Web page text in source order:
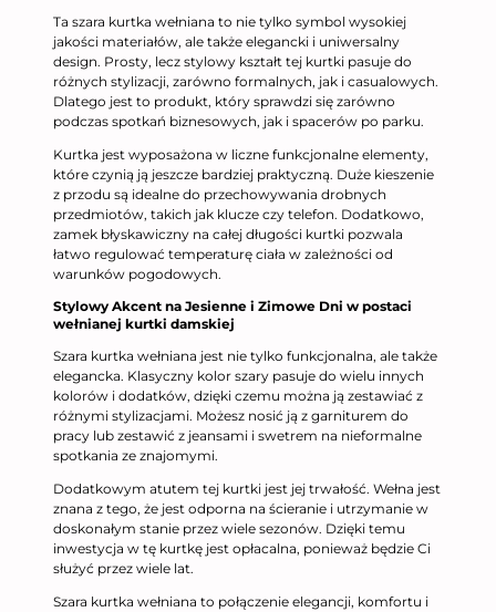
Ta szara kurtka wełniana to nie tylko symbol wysokiej
jakości materiałów, ale także elegancki i uniwersalny
design. Prosty, lecz stylowy kształt tej kurtki pasuje do
różnych stylizacji, zarówno formalnych, jak i casualowych.
Dlatego jest to produkt, który sprawdzi się zarówno
podczas spotkań biznesowych, jak i spacerów po parku.
Kurtka jest wyposażona w liczne funkcjonalne elementy,
które czynią ją jeszcze bardziej praktyczną. Duże kieszenie
z przodu są idealne do przechowywania drobnych
przedmiotów, takich jak klucze czy telefon. Dodatkowo,
zamek błyskawiczny na całej długości kurtki pozwala
łatwo regulować temperaturę ciała w zależności od
warunków pogodowych.
Stylowy Akcent na Jesienne i Zimowe Dni w postaci
wełnianej kurtki damskiej
Szara kurtka wełniana jest nie tylko funkcjonalna, ale także
elegancka. Klasyczny kolor szary pasuje do wielu innych
kolorów i dodatków, dzięki czemu można ją zestawiać z
różnymi stylizacjami. Możesz nosić ją z garniturem do
pracy lub zestawić z jeansami i swetrem na nieformalne
spotkania ze znajomymi.
Dodatkowym atutem tej kurtki jest jej trwałość. Wełna jest
znana z tego, że jest odporna na ścieranie i utrzymanie w
doskonałym stanie przez wiele sezonów. Dzięki temu
inwestycja w tę kurtkę jest opłacalna, ponieważ będzie Ci
służyć przez wiele lat.
Szara kurtka wełniana to połączenie elegancji, komfortu i